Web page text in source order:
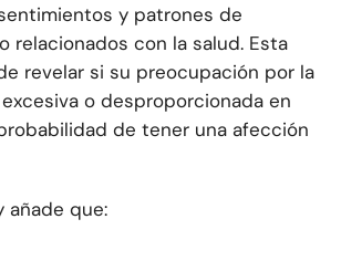
y patrones de
relacionados con la salud. Esta
revelar si su preocupación por la
o desproporcionada en
de tener una afección
añade que: